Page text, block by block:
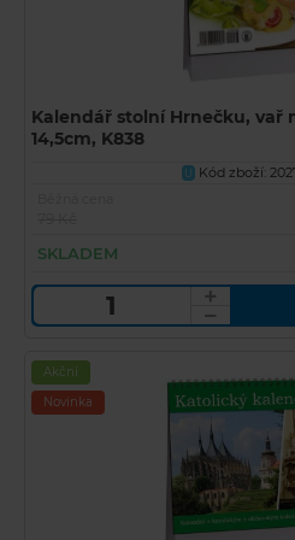
Kalendář stolní Hrnečku, vař
14,5cm, K838
U
Kód zboží:
SKLADEM
Akční
Novinka